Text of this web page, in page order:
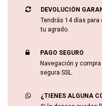
DEVOLUCIÓN
Tendrás 14 días
tu agrado.
PAGO SEGURO
Navegación y
segura SSL.
¿TIENES ALGUNA